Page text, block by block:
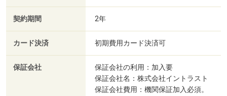
契約期間 2年
カード決済 初期費用カード決済可
保証会社
保証会社の利用：加入要
保証会社名：株式会社イントラスト
保証会社費用：機関保証加入必須。